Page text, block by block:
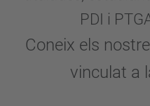
PDI i
Coneix els
vinculat a